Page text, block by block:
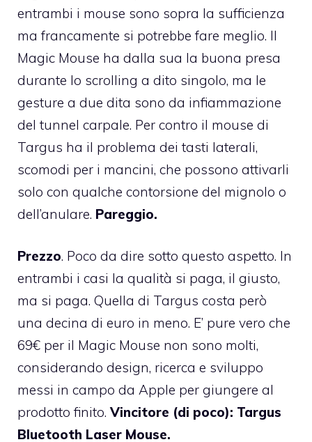
entrambi i mouse sono sopra la sufficienza
ma francamente si potrebbe fare meglio. Il
Magic Mouse ha dalla sua la buona presa
durante lo scrolling a dito singolo, ma le
gesture a due dita sono da infiammazione
del tunnel carpale. Per contro il mouse di
Targus ha il problema dei tasti laterali,
scomodi per i mancini, che possono attivarli
solo con qualche contorsione del mignolo o
dell’anulare. Pareggio.
Prezzo. Poco da dire sotto questo aspetto. In
entrambi i casi la qualità si paga, il giusto,
ma si paga. Quella di Targus costa però
una decina di euro in meno. E’ pure vero che
69€ per il Magic Mouse non sono molti,
considerando design, ricerca e sviluppo
messi in campo da Apple per giungere al
prodotto finito. Vincitore (di poco): Targus
Bluetooth Laser Mouse.